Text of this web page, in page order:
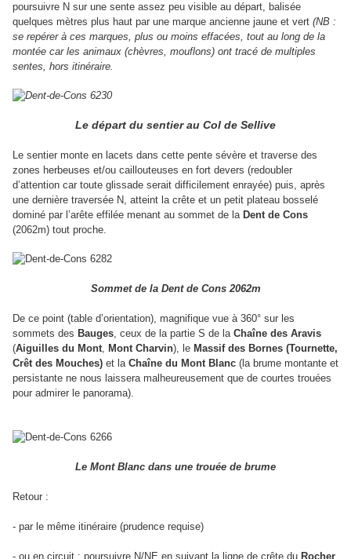
poursuivre N sur une sente assez peu visible au départ, balisée
quelques mètres plus haut par une marque ancienne jaune et vert (NB :
se repérer à ces marques, plus ou moins effacées, tout au long de la
montée car les animaux (chèvres, mouflons) ont tracé de multiples
sentes, hors itinéraire.
Le départ du sentier au Col de Sellive
Le sentier monte en lacets dans cette pente sévère et traverse des
zones herbeuses et/ou caillouteuses en fort devers (redoubler
d’attention car toute glissade serait difficilement enrayée) puis, après
une dernière traversée N, atteint la crête et un petit plateau bosselé
dominé par l’arête effilée menant au sommet de la Dent de Cons
(2062m) tout proche.
Sommet de la Dent de Cons 2062m
De ce point (table d’orientation), magnifique vue à 360° sur les
sommets des Bauges, ceux de la partie S de la Chaîne des Aravis
(Aiguilles du Mont, Mont Charvin), le Massif des Bornes (Tournette,
Crêt des Mouches) et la Chaîne du Mont Blanc (la brume montante et
persistante ne nous laissera malheureusement que de courtes trouées
pour admirer le panorama).
Le Mont Blanc dans une trouée de brume
Retour :
- par le même itinéraire (prudence requise)
- ou en circuit : poursuivre N/NE en suivant la ligne de crête du Rocher